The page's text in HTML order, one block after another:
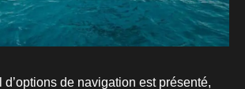
de navigation est présenté,